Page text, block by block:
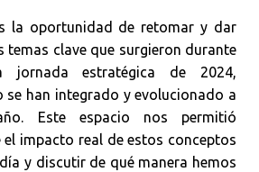
la oportunidad de retomar y dar
temas clave que surgieron durante
jornada estratégica de 2024,
se han integrado y evolucionado a
Este espacio nos permitió
impacto real de estos conceptos
y discutir de qué manera hemos